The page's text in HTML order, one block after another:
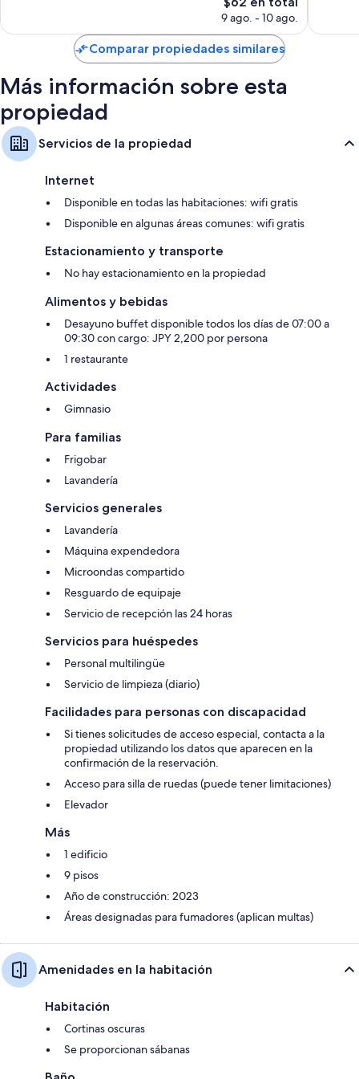
precio
es
9 ago. - 10 ago.
Comparar propiedades similares
Más información sobre esta
propiedad
Servicios de la propiedad
Internet
Disponible en todas las habitaciones: wifi gratis
Disponible en algunas áreas comunes: wifi gratis
Estacionamiento y transporte
No hay estacionamiento en la propiedad
Alimentos y bebidas
Desayuno buffet disponible todos los días de 07:00 a
09:30 con cargo: JPY 2,200 por persona
1 restaurante
Actividades
Gimnasio
Para familias
Frigobar
Lavandería
Servicios generales
Lavandería
Máquina expendedora
Microondas compartido
Resguardo de equipaje
Servicio de recepción las 24 horas
Servicios para huéspedes
Personal multilingüe
Servicio de limpieza (diario)
Facilidades para personas con discapacidad
Si tienes solicitudes de acceso especial, contacta a la
propiedad utilizando los datos que aparecen en la
confirmación de la reservación.
Acceso para silla de ruedas (puede tener limitaciones)
Elevador
Más
1 edificio
9 pisos
Año de construcción: 2023
Áreas designadas para fumadores (aplican multas)
Amenidades en la habitación
Habitación
Cortinas oscuras
Se proporcionan sábanas